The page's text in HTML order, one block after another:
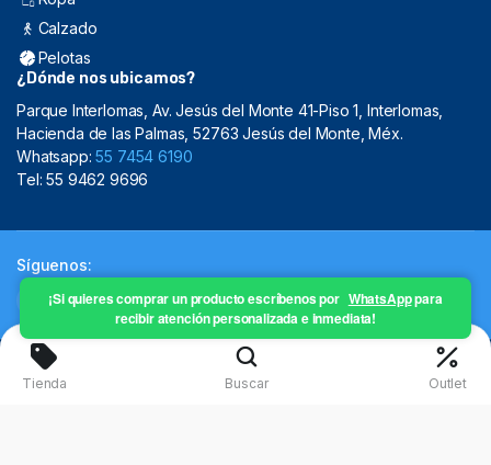
Calzado
Pelotas
¿Dónde nos ubicamos?
Parque Interlomas, Av. Jesús del Monte 41-Piso 1, Interlomas,
Hacienda de las Palmas, 52763 Jesús del Monte, Méx.
Whatsapp:55 7454 6190
Tel: 55 9462 9696
Síguenos:
Copyright 2024 © Mistral Sporting Goods 2024
¡Si quieres comprar un producto escríbenos por WhatsApppara
recibir atención personalizada e inmediata!
Tienda Buscar Outlet